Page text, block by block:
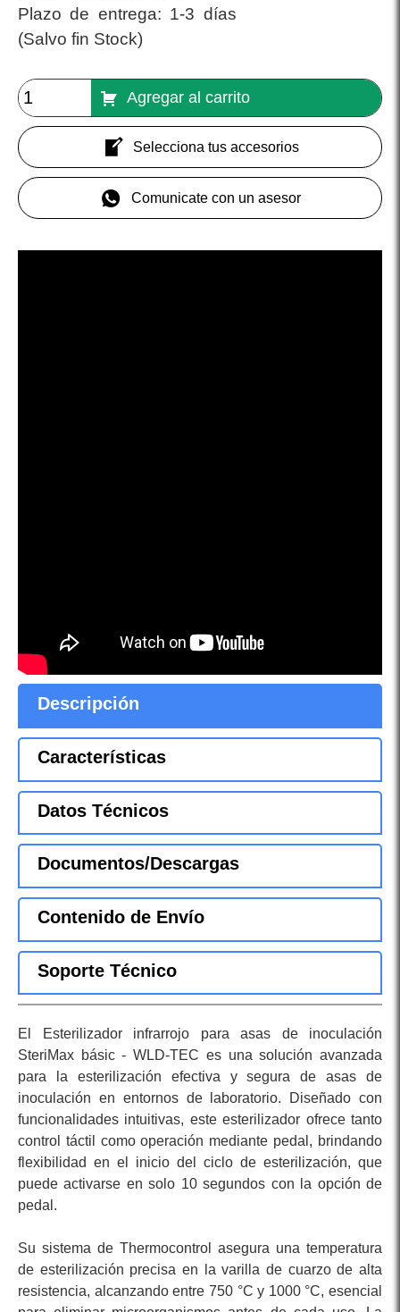
Plazo de entrega: 1-3 días
(Salvo fin Stock)
Agregar al carrito
Selecciona tus accesorios
Comunicate con un asesor
Descripción
Características
Datos Técnicos
Documentos/Descargas
Contenido de Envío
Soporte Técnico
El Esterilizador infrarrojo para asas de inoculación
SteriMax básic - WLD-TEC es una solución avanzada
para la esterilización efectiva y segura de asas de
inoculación en entornos de laboratorio. Diseñado con
funcionalidades intuitivas, este esterilizador ofrece tanto
control táctil como operación mediante pedal, brindando
flexibilidad en el inicio del ciclo de esterilización, que
puede activarse en solo 10 segundos con la opción de
pedal.
Su sistema de Thermocontrol asegura una temperatura
de esterilización precisa en la varilla de cuarzo de alta
resistencia, alcanzando entre 750 °C y 1000 °C, esencial